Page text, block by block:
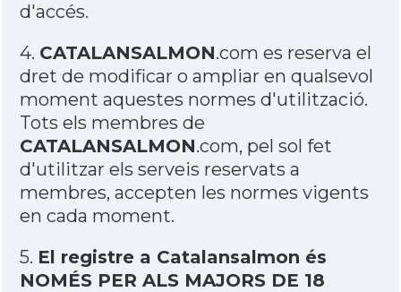
d'accés.
4. CATALANSALMON.com es reserva el
dret de modificar o ampliar en qualsevol
moment aquestes normes d'utilització.
Tots els membres de
CATALANSALMON.com, pel sol fet
d'utilitzar els serveis reservats a
membres, accepten les normes vigents
en cada moment.
5. El registre a Catalansalmon és
NOMÉS PER ALS MAJORS DE 18